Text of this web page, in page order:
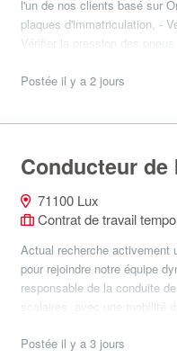
l'un de nos clients basé sur
plaques d'immatriculation, -
Vérifier la pression des pneus,
Postée il y a 2 jours
Conducteur de
71100 Lux
Contrat de travail
Actual recherche activement
pour rejoindre notre équipe
responsable de la conduite
scolaires, avec une mobilité
Postée il y a 3 jours